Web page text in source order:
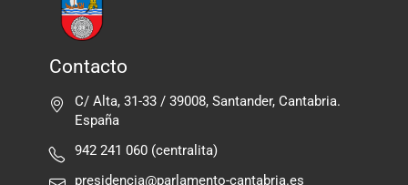
Contacto
C/ Alta, 31-33 / 39008, Santander, Cantabria.
España
942 241 060 (centralita)
presidencia@parlamento-cantabria.es